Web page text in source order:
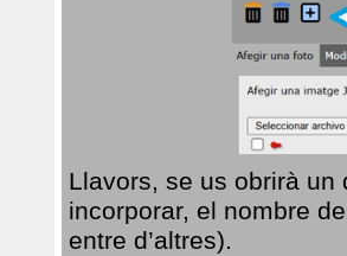
Llavors, se us obrirà
incorporar, el nombre
entre d’altres).